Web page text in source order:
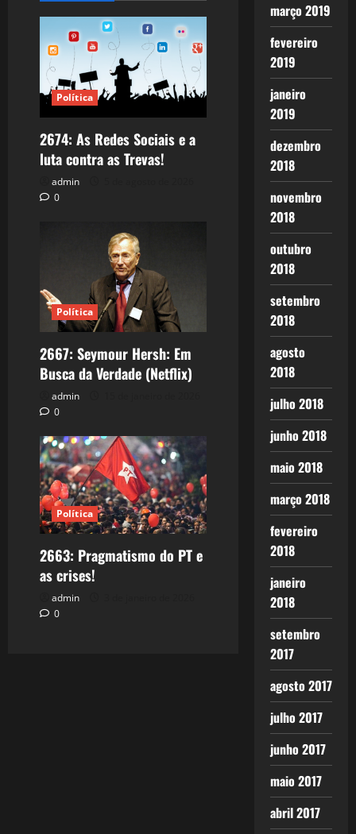
Política
2674: As Redes Sociais e a
luta contra as Trevas!
admin
0
Política
2667: Seymour Hersh: Em
Busca da Verdade (Netflix)
admin
0
Política
2663: Pragmatismo do PT e
as crises!
admin
0
março 2019
fevereiro
2019
janeiro
2019
dezembro
2018
novembro
2018
outubro
2018
setembro
2018
agosto
2018
julho 2018
junho 2018
maio 2018
março 2018
fevereiro
2018
janeiro
2018
setembro
2017
agosto 2017
julho 2017
junho 2017
maio 2017
abril 2017